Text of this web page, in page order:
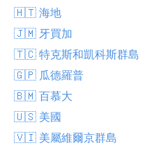
🇭🇹 海地
🇯🇲 牙買加
🇹🇨 特克斯和凱科斯群島
🇬🇵 瓜德羅普
🇧🇲 百慕大
🇺🇸 美國
🇻🇮 美屬維爾京群島